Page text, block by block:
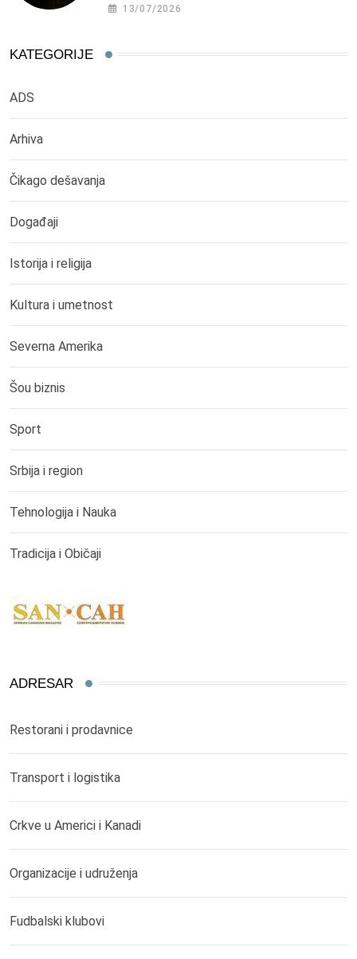
13/07/2026
KATEGORIJE
ADS
Arhiva
Čikago dešavanja
Događaji
Istorija i religija
Kultura i umetnost
Severna Amerika
Šou biznis
Sport
Srbija i region
Tehnologija i Nauka
Tradicija i Običaji
ADRESAR
Restorani i prodavnice
Transport i logistika
Crkve u Americi i Kanadi
Organizacije i udruženja
Fudbalski klubovi